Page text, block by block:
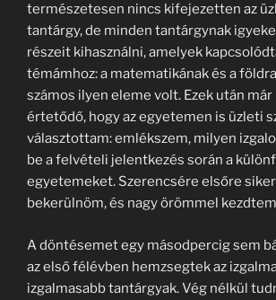
természetesen nincs kifejezetten az
tantárgy, de minden tantárgynak
részeit kihasználni, amelyek
témámhoz: a matematikának és a
számos ilyen eleme volt. Ezek után
értetődő, hogy az egyetemen is üzleti
választottam: emlékszem, milyen
be a felvételi jelentkezés során a
egyetemeket. Szerencsére elsőre
bekerülnöm, és nagy örömmel
A döntésemet egy másodpercig sem
az első félévben hemzsegtek az
izgalmasabb tantárgyak. Vég nélkül